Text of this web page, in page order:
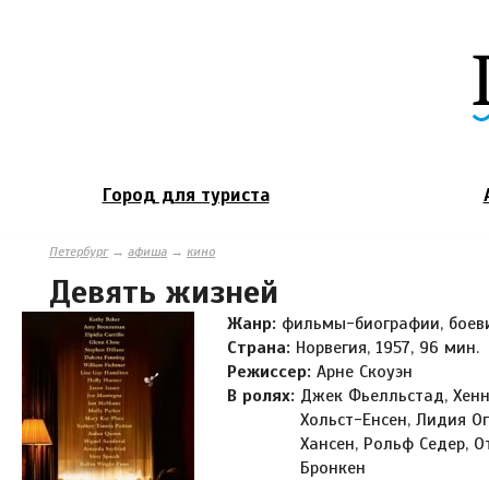
Город для туриста
Петербург→ афиша → кино
Девять жизней
Жанр: фильмы-биографии,
Страна: Норвегия, 1957, 96 мин.
Режиссер: Арне Скоуэн
В ролях: Джек Фьелльстад,
Хольст-Енсен, Лидия
Хансен, Рольф Седер,
Бронкен